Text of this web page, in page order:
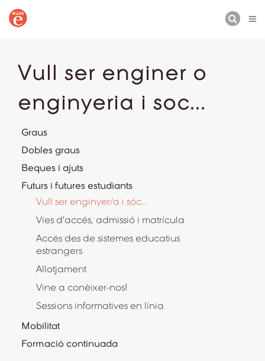
Vull ser enginer o
enginyeria i soc...
Graus
Dobles graus
Beques i ajuts
Futurs i futures estudiants
Vull ser enginyer/a i sóc...
Vies d'accés, admissió i matrícula
Accés des de sistemes educatius
estrangers
Allotjament
Vine a conèixer-nos!
Sessions informatives en línia
Mobilitat
Formació continuada